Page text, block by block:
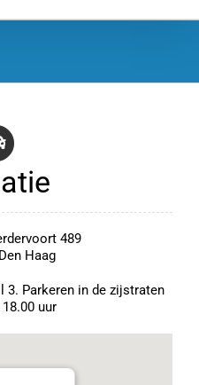
489
Haag
3. Parkeren in de zijstraten
uur